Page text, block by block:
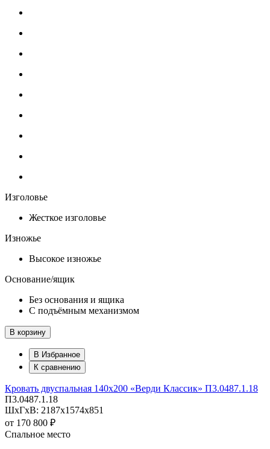
Изголовье
Жесткое изголовье
Изножье
Высокое изножье
Основание/ящик
Без основания и ящика
С подъёмным механизмом
В корзину
В Избранное
К сравнению
Кровать двуспальная 140х200 «Верди Классик» П3.0487.1.18
П3.0487.1.18
ШхГхВ: 2187х1574х851
от 170 800 ₽
Спальное место